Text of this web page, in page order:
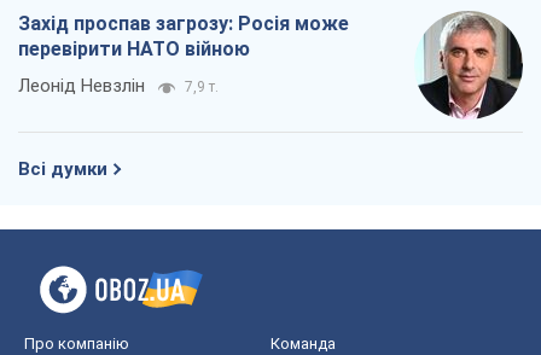
Захід проспав загрозу: Росія може
перевірити НАТО війною
Леонід Невзлін 7,9 т.
Всі думки
Про компанію Команда